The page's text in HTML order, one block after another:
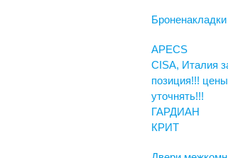
Броненакладки
APECS
CISA, Италия
позиция!!!
уточнять!!!
ГАРДИАН
КРИТ